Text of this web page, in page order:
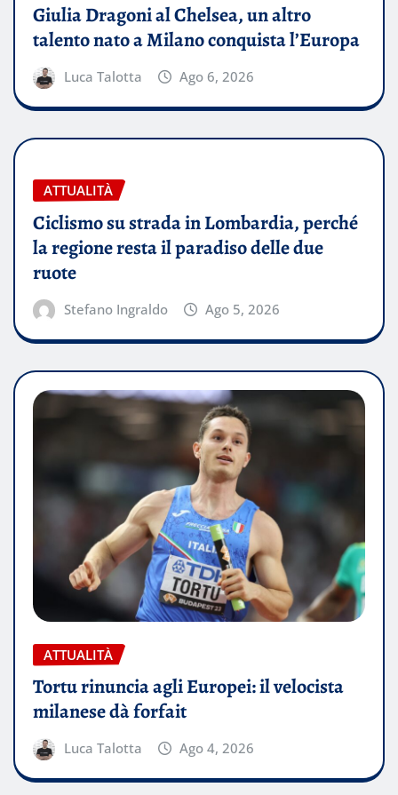
Giulia Dragoni al Chelsea, un altro
talento nato a Milano conquista l’Europa
Luca Talotta Ago 6, 2026
ATTUALITÀ
Ciclismo su strada in Lombardia, perché
la regione resta il paradiso delle due
ruote
Stefano Ingraldo Ago 5, 2026
ATTUALITÀ
Tortu rinuncia agli Europei: il velocista
milanese dà forfait
Luca Talotta Ago 4, 2026